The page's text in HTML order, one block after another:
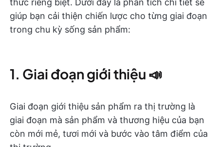
thức riêng biệt. Dưới đây là phân tích chi tiết sẽ
giúp bạn cải thiện chiến lược cho từng giai đoạn
trong chu kỳ sống sản phẩm:
1. Giai đoạn giới thiệu 📣
Giai đoạn giới thiệu sản phẩm ra thị trường là
giai đoạn mà sản phẩm và thương hiệu của bạn
còn mới mẻ, tươi mới và bước vào tâm điểm của